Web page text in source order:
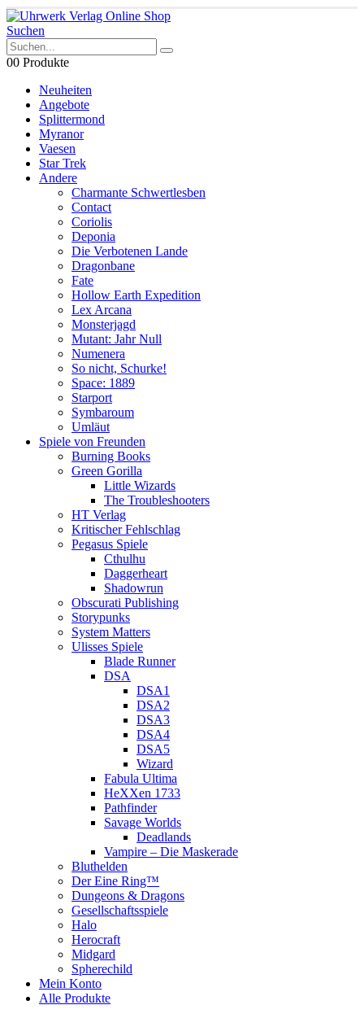
Suchen
00 Produkte
Neuheiten
Angebote
Splittermond
Myranor
Vaesen
Star Trek
Andere
Charmante Schwertlesben
Contact
Coriolis
Deponia
Die Verbotenen Lande
Dragonbane
Fate
Hollow Earth Expedition
Lex Arcana
Monsterjagd
Mutant: Jahr Null
Numenera
So nicht, Schurke!
Space: 1889
Starport
Symbaroum
Umläut
Spiele von Freunden
Burning Books
Green Gorilla
Little Wizards
The Troubleshooters
HT Verlag
Kritischer Fehlschlag
Pegasus Spiele
Cthulhu
Daggerheart
Shadowrun
Obscurati Publishing
Storypunks
System Matters
Ulisses Spiele
Blade Runner
DSA
DSA1
DSA2
DSA3
DSA4
DSA5
Wizard
Fabula Ultima
HeXXen 1733
Pathfinder
Savage Worlds
Deadlands
Vampire – Die Maskerade
Bluthelden
Der Eine Ring™
Dungeons & Dragons
Gesellschaftsspiele
Halo
Herocraft
Midgard
Spherechild
Mein Konto
Alle Produkte